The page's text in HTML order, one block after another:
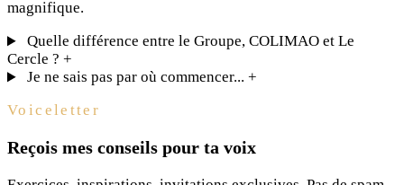
magnifique.
Quelle différence entre le Groupe, COLIMAO et Le
Cercle ? +
Je ne sais pas par où commencer...+
Voiceletter
Reçois mes conseils pour ta voix